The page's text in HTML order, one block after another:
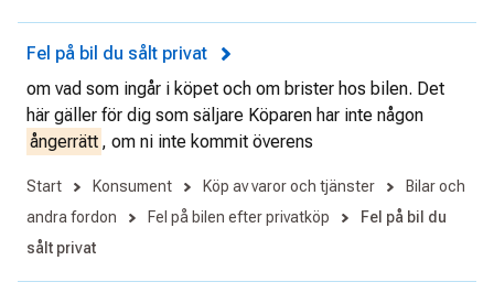
Fel på bil du sålt privat
om vad som ingår i köpet och om brister hos bilen. Det
här gäller för dig som säljare Köparen har inte någon
ångerrätt , om ni inte kommit överens
Start Konsument Köp av varor och tjänster
Bilar och
andra fordon
Fel på bilen efter privatköp
Fel på bil du
sålt privat